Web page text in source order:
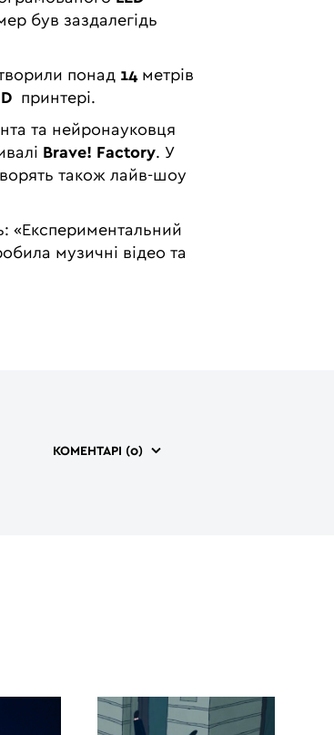
був заздалегідь
понад 14метрів
принтері.
та нейронауковця
Brave! Factory. У
також лайв-шоу
«Експериментальний
музичні відео та
КОМЕНТАРІ (0)